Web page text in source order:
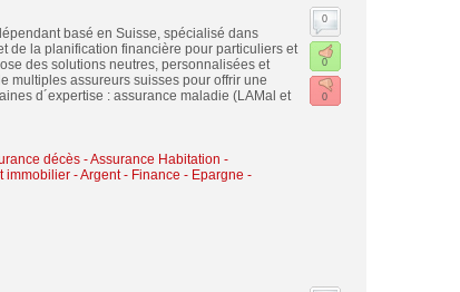
basé en Suisse, spécialisé dans
de la planification financière pour particuliers et
des solutions neutres, personnalisées et
multiples assureurs suisses pour offrir une
d´expertise : assurance maladie (LAMal et
décès-Assurance Habitation -
immobilier-Argent - Finance - Epargne -
0
0
0